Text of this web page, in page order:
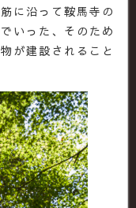
に沿って鞍馬寺の
いった、そのため
が建設されること